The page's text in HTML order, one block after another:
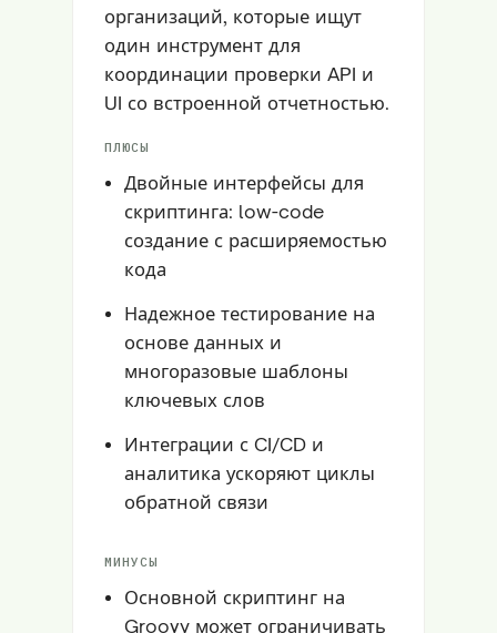
организаций, которые ищут
один инструмент для
координации проверки API и
UI со встроенной отчетностью.
ПЛЮСЫ
Двойные интерфейсы для
скриптинга: low-code
создание с расширяемостью
кода
Надежное тестирование на
основе данных и
многоразовые шаблоны
ключевых слов
Интеграции с CI/CD и
аналитика ускоряют циклы
обратной связи
МИНУСЫ
Основной скриптинг на
Groovy может ограничивать